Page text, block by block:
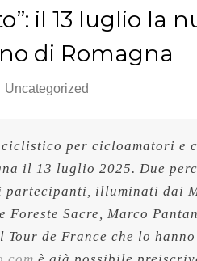
il 13 luglio la
di Romagna
Uncategorized
ciclistico per cicloamatori e
il 13 luglio 2025. Due
partecipanti, illuminati dai
Sacre, Marco